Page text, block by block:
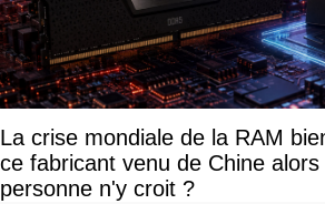
La crise mondiale de la RAM
ce fabricant venu de Chine
personne n'y croit ?